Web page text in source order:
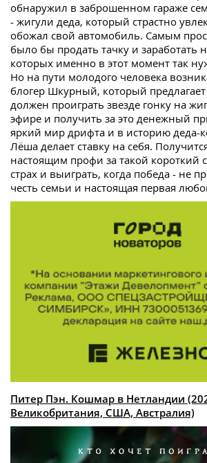
обнаружил в заброшенном гараже
- жигули деда, который страстно
обожал свой автомобиль. Самым
было бы продать тачку и заработать
которых именно в этот момент так
Но на пути молодого человека
блогер Шкурный, который
должен проиграть звезде гонку на
эфире и получить за это денежный
яркий мир дрифта и в историю деда-
Лёша делает ставку на себя.
настоящим профи за такой короткий
страх и выиграть, когда победа - не
честь семьи и настоящая первая
Питер Пэн. Кошмар в Нетландии
Великобритания, США, Австралия)